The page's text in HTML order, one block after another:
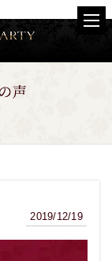
2019/12/19